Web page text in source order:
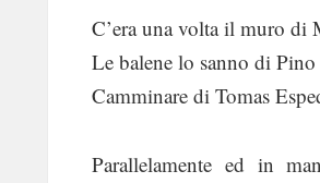
C’era una volta il muro di
Le balene lo sanno di
Camminare di Tomas
Parallelamente ed in